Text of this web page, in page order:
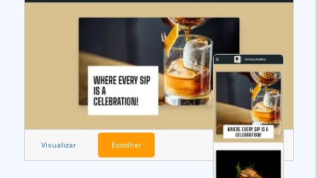
Visualizar Escolher